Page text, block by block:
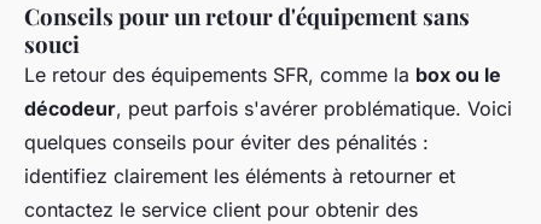
Conseils pour un retour d'équipement sans
souci
Le retour des équipements SFR, comme la box ou le
décodeur, peut parfois s'avérer problématique. Voici
quelques conseils pour éviter des pénalités :
identifiez clairement les éléments à retourner et
contactez le service client pour obtenir des